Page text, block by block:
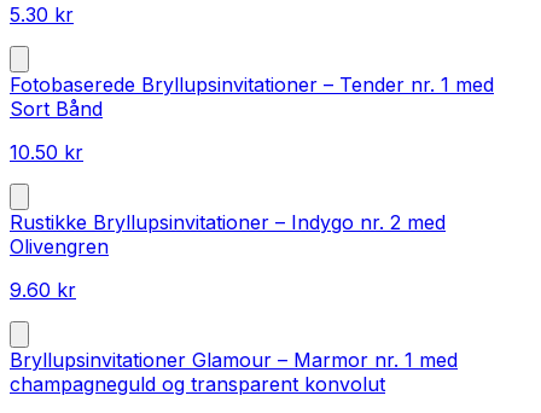
5.30 kr
Fotobaserede Bryllupsinvitationer – Tender nr. 1 med
Sort Bånd
10.50 kr
Rustikke Bryllupsinvitationer – Indygo nr. 2 med
Olivengren
9.60 kr
Bryllupsinvitationer Glamour – Marmor nr. 1 med
champagneguld og transparent konvolut